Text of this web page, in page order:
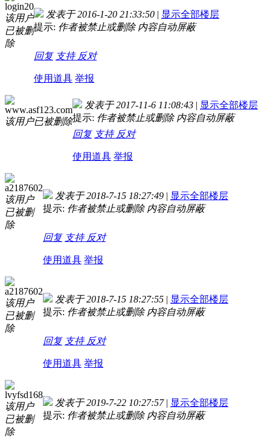
login20
该用户
已被删
除
发表于 2016-1-20 21:33:50 | 显示全部楼层
提示: 作者被禁止或删除 内容自动屏蔽
回复 支持 反对
使用道具 举报
www.asf123.com
该用户已被删除
发表于 2017-11-6 11:08:43 | 显示全部楼层
提示: 作者被禁止或删除 内容自动屏蔽
回复 支持 反对
使用道具 举报
a2187602
该用户
已被删
除
发表于 2018-7-15 18:27:49 | 显示全部楼层
提示: 作者被禁止或删除 内容自动屏蔽
回复 支持 反对
使用道具 举报
a2187602
该用户
已被删
除
发表于 2018-7-15 18:27:55 | 显示全部楼层
提示: 作者被禁止或删除 内容自动屏蔽
回复 支持 反对
使用道具 举报
lvyfsd168
该用户
已被删
除
发表于 2019-7-22 10:27:57 | 显示全部楼层
提示: 作者被禁止或删除 内容自动屏蔽